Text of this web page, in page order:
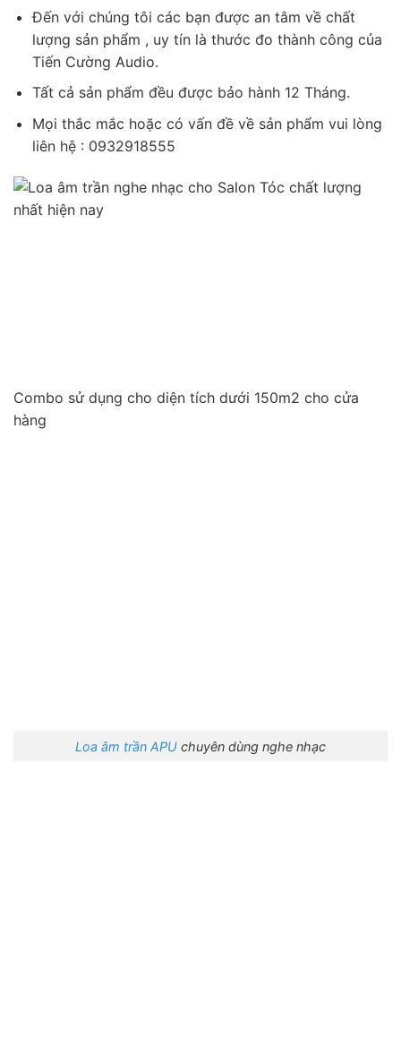
Đến với chúng tôi các bạn được an tâm về chất
lượng sản phẩm , uy tín là thước đo thành công của
Tiến Cường Audio.
Tất cả sản phẩm đều được bảo hành 12 Tháng.
Mọi thắc mắc hoặc có vấn đề về sản phẩm vui lòng
liên hệ : 0932918555
Combo sử dụng cho diện tích dưới 150m2 cho cửa
hàng
Loa âm trần APU chuyên dùng nghe nhạc